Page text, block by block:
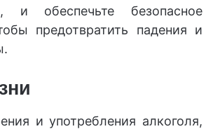
и обеспечьте безопасное
предотвратить падения и
и употребления алкоголя,